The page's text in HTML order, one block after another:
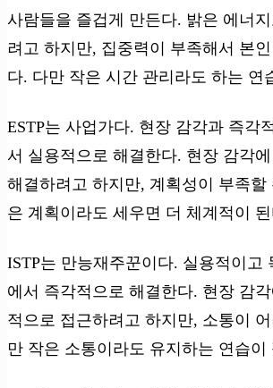
사람들을 즐겁게 만든다. 밝은 에너
려고 하지만, 집중력이 부족해서 본
다. 다만 작은 시간 관리라도 하는 연
ESTP는 사업가다. 현장 감각과 즉각
서 실용적으로 해결한다. 현장 감각
해결하려고 하지만, 계획성이 부족할
은 계획이라도 세우면 더 체계적이
ISTP는 만능재주꾼이다. 실용적이고
에서 즉각적으로 해결한다. 현장 감
적으로 접근하려고 하지만, 소통이
만 작은 소통이라도 유지하는 연습이